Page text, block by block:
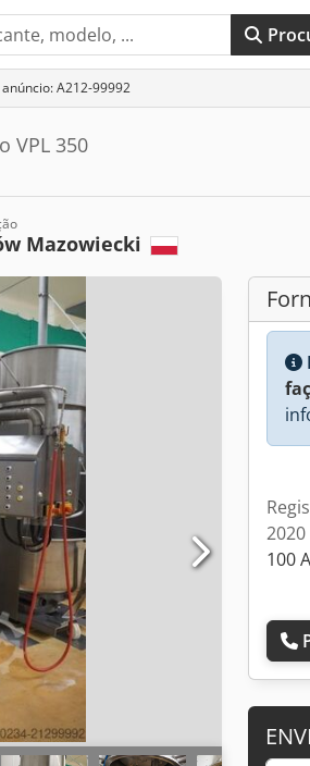
anúncio: A212-99992
VPL 350
Mazowiecki
2020
100